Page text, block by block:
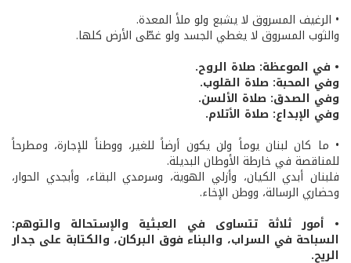
• الرغيف المسروق لا يشبع ولو ملأ المعدة.
والثوب المسروق لا يغطي الجسد ولو غطّى الأرض كلها.
• في الموعظة: صلاة الروح.
وفي المحبة: صلاة القلوب.
وفي الصدق: صلاة الألسن.
وفي الإبداع: صلاة الأتلام.
• ما كان لبنان يوماً ولن يكون أرضاً للغير، ووطناً للإجارة، ومطرحاً
للمناقصة في خارطة الأوطان البديلة.
فلبنان أبدي الكيان، وأزلي الهوية، وسرمدي البقاء، وأبجدي الحوار،
وحضاري الرسالة، ووطن الإخاء.
• أمور ثلاثة تتساوى في العبثية والإستحالة والتوهم:
السباحة في السراب، والبناء فوق البركان، والكتابة على جدار
الريح.